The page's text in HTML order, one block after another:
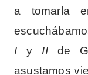
a tomarla
I y IIde
asustamos